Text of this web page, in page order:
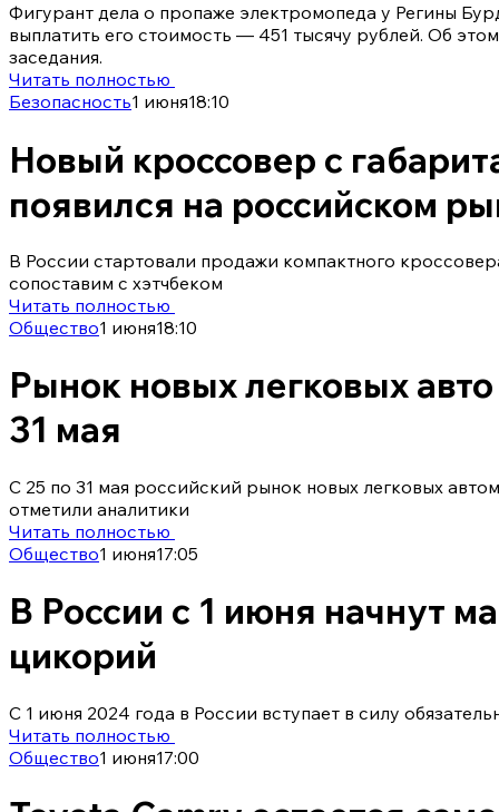
Фигурант дела о пропаже электромопеда у Регины
выплатить его стоимость — 451 тысячу рублей. Об
заседания.
Читать полностью
Безопасность1 июня18:10
Новый кроссовер с
появился на российском
В России стартовали продажи компактного
сопоставим с хэтчбеком
Читать полностью
Общество1 июня18:10
Рынок новых легковых
31 мая
С 25 по 31 мая российский рынок новых легковых
отметили аналитики
Читать полностью
Общество1 июня17:05
В России с 1 июня начнут
цикорий
С 1 июня 2024 года в России вступает в силу
Читать полностью
Общество1 июня17:00